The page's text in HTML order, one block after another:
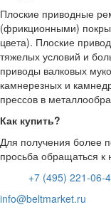
Плоские приводные
(фрикционными)
цвета). Плоские
тяжелых условий и
приводы валковых
камнерезных и
прессов в
Как купить?
Для получения более
просьба обращаться
+7 (495) 221-06-
info@beltmarket.ru